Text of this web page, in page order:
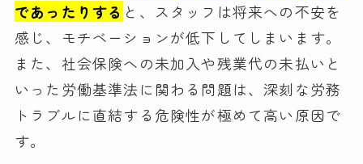
であったりする と、スタッフは将来への不安を
感じ、モチベーションが低下してしまいます。
また、社会保険への未加入や残業代の未払いと
いった労働基準法に関わる問題は、深刻な労務
トラブルに直結する危険性が極めて高い原因で
す。